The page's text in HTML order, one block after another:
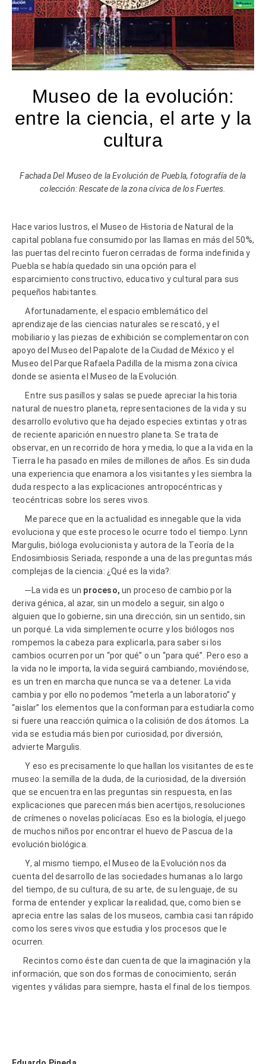
Museo de la evolución:
entre la ciencia, el arte y la
cultura
Fachada Del Museo de la Evolución de Puebla, fotografía de la
colección: Rescate de la zona cívica de los Fuertes.
Hace varios lustros, el Museo de Historia de Natural de la
capital poblana fue consumido por las llamas en más del 50%,
las puertas del recinto fueron cerradas de forma indefinida y
Puebla se había quedado sin una opción para el
esparcimiento constructivo, educativo y cultural para sus
pequeños habitantes.
Afortunadamente, el espacio emblemático del
aprendizaje de las ciencias naturales se rescató, y el
mobiliario y las piezas de exhibición se complementaron con
apoyo del Museo del Papalote de la Ciudad de México y el
Museo del Parque Rafaela Padilla de la misma zona cívica
donde se asienta el Museo de la Evolución.
Entre sus pasillos y salas se puede apreciar la historia
natural de nuestro planeta, representaciones de la vida y su
desarrollo evolutivo que ha dejado especies extintas y otras
de reciente aparición en nuestro planeta. Se trata de
observar, en un recorrido de hora y media, lo que a la vida en la
Tierra le ha pasado en miles de millones de años. Es sin duda
una experiencia que enamora a los visitantes y les siembra la
duda respecto a las explicaciones antropocéntricas y
teocéntricas sobre los seres vivos.
Me parece que en la actualidad es innegable que la vida
evoluciona y que este proceso le ocurre todo el tiempo. Lynn
Margulis, bióloga evolucionista y autora de la Teoría de la
Endosimbiosis Seriada, responde a una de las preguntas más
complejas de la ciencia: ¿Qué es la vida?:
─La vida es un proceso,un proceso de cambio por la
deriva génica, al azar, sin un modelo a seguir, sin algo o
alguien que lo gobierne, sin una dirección, sin un sentido, sin
un porqué. La vida simplemente ocurre y los biólogos nos
rompemos la cabeza para explicarla, para saber si los
cambios ocurren por un “por qué” o un “para qué”. Pero eso a
la vida no le importa, la vida seguirá cambiando, moviéndose,
es un tren en marcha que nunca se va a detener. La vida
cambia y por ello no podemos “meterla a un laboratorio” y
“aislar” los elementos que la conforman para estudiarla como
si fuere una reacción química o la colisión de dos átomos. La
vida se estudia más bien por curiosidad, por diversión,
advierte Margulis.
Y eso es precisamente lo que hallan los visitantes de este
museo: la semilla de la duda, de la curiosidad, de la diversión
que se encuentra en las preguntas sin respuesta, en las
explicaciones que parecen más bien acertijos, resoluciones
de crímenes o novelas policíacas. Eso es la biología, el juego
de muchos niños por encontrar el huevo de Pascua de la
evolución biológica.
Y, al mismo tiempo, el Museo de la Evolución nos da
cuenta del desarrollo de las sociedades humanas a lo largo
del tiempo, de su cultura, de su arte, de su lenguaje, de su
forma de entender y explicar la realidad, que, como bien se
aprecia entre las salas de los museos, cambia casi tan rápido
como los seres vivos que estudia y los procesos que le
ocurren.
Recintos como éste dan cuenta de que la imaginación y la
información, que son dos formas de conocimiento, serán
vigentes y válidas para siempre, hasta el final de los tiempos.